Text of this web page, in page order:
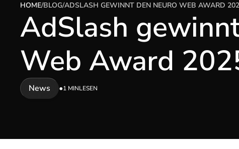
HOME/BLOG/ADSLASH GEWINNT DEN NEURO WEB AWARD
AdSlash
Web Award
News •1 MINLESEN